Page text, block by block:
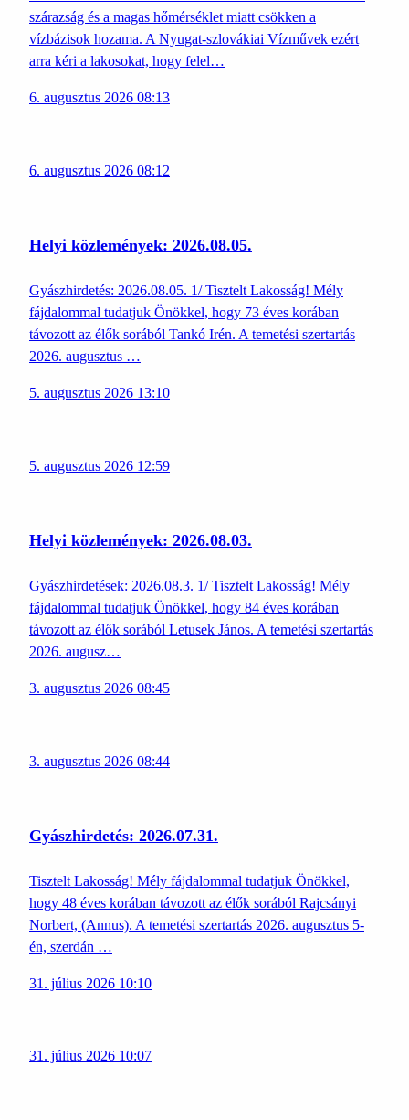
szárazság és a magas hőmérséklet miatt csökken a
vízbázisok hozama. A Nyugat-szlovákiai Vízművek ezért
arra kéri a lakosokat, hogy felel…
6. augusztus 2026 08:13
6. augusztus 2026 08:12
Helyi közlemények: 2026.08.05.
Gyászhirdetés: 2026.08.05. 1/ Tisztelt Lakosság! Mély
fájdalommal tudatjuk Önökkel, hogy 73 éves korában
távozott az élők sorából Tankó Irén. A temetési szertartás
2026. augusztus …
5. augusztus 2026 13:10
5. augusztus 2026 12:59
Helyi közlemények: 2026.08.03.
Gyászhirdetések: 2026.08.3. 1/ Tisztelt Lakosság! Mély
fájdalommal tudatjuk Önökkel, hogy 84 éves korában
távozott az élők sorából Letusek János. A temetési szertartás
2026. augusz…
3. augusztus 2026 08:45
3. augusztus 2026 08:44
Gyászhirdetés: 2026.07.31.
Tisztelt Lakosság! Mély fájdalommal tudatjuk Önökkel,
hogy 48 éves korában távozott az élők sorából Rajcsányi
Norbert, (Annus). A temetési szertartás 2026. augusztus 5-
én, szerdán …
31. július 2026 10:10
31. július 2026 10:07